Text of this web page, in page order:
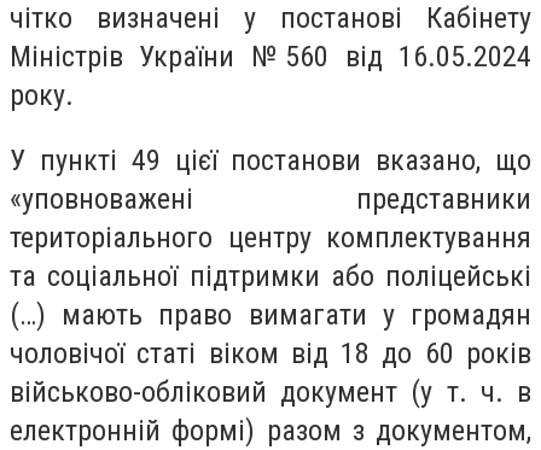
чітко визначені у постанові Кабінету
Міністрів України №560 від 16.05.2024
року.
У пункті 49 цієї постанови вказано, що
«уповноважені представники
територіального центру комплектування
та соціальної підтримки або поліцейські
(…) мають право вимагати у громадян
чоловічої статі віком від 18 до 60 років
військово-обліковий документ (у т. ч. в
електронній формі) разом з документом,